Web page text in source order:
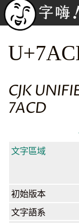
CJK
7ACD
文字區域
初始版本
文字語系